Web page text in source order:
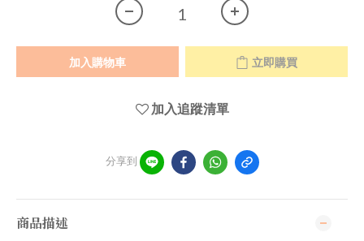
加入購物車 立即購買
加入追蹤清單
分享到
商品描述